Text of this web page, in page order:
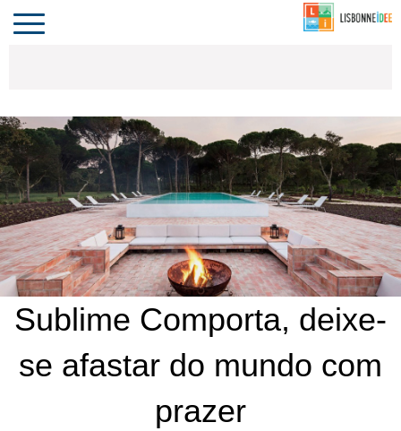
PORTUGAL
Toggle
navigation
Sublime Comporta, deixe-
se afastar do mundo com
prazer